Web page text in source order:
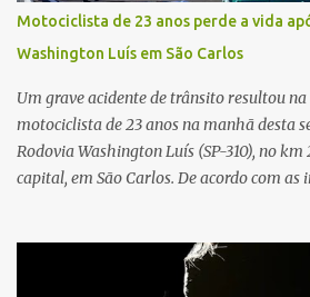
situação. Fonte: São Carlos Agora
Motociclista de 23 anos perde a vida
Washington Luís em São Carlos
Um grave acidente de trânsito resultou
motociclista de 23 anos na manhã desta
Rodovia Washington Luís (SP-310), no
capital, em São Carlos. De acordo com
veículo, o trânsito estava lento e
realizadas na rodovia, momento em que